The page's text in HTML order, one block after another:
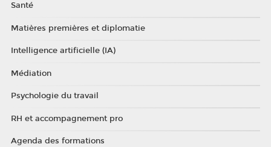
Santé
Matières premières et diplomatie
Intelligence artificielle (IA)
Médiation
Psychologie du travail
RH et accompagnement pro
Agenda des formations